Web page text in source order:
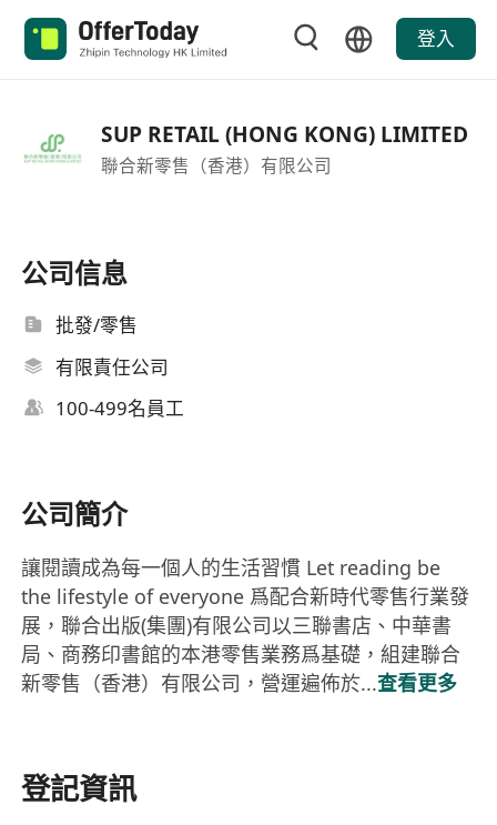
登入
SUP RETAIL (HONG KONG) LIMITED
聯合新零售（香港）有限公司
公司信息
批發/零售
有限責任公司
100-499名員工
公司簡介
讓閱讀成為每一個人的生活習慣 Let reading be
the lifestyle of everyone 爲配合新時代零售行業發
展，聯合出版(集團)有限公司以三聯書店、中華書
局、商務印書館的本港零售業務爲基礎，組建聯合
新零售（香港）有限公司，營運遍佈於...查看更多
登記資訊